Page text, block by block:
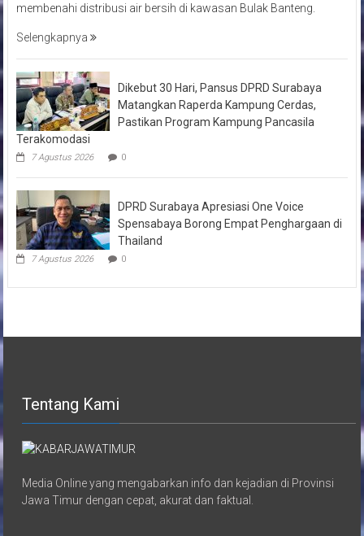
membenahi distribusi air bersih di kawasan Bulak Banteng.
Selengkapnya
Dikebut 30 Hari, Pansus DPRD Surabaya
Matangkan Raperda Kampung Cerdas,
Pastikan Program Kampung Pancasila
Terakomodasi
7 Agustus 2026 0
DPRD Surabaya Apresiasi One Voice
Spensabaya Borong Empat Penghargaan di
Thailand
7 Agustus 2026 0
Tentang Kami
Media Online yang mengabarkan info dan kejadian di Provinsi
Jawa Timur dengan cepat, akurat dan faktual.